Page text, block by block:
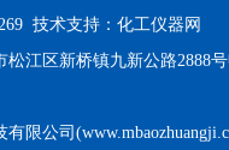
技术支持： 化工仪器网
松江区新桥镇九新公路2888
限公司